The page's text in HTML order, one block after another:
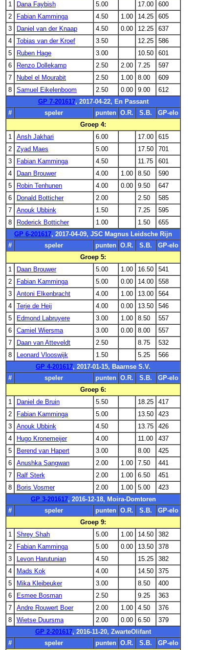
1
Dana Faybish 5.00 17.00
600
2
Fabian Kamminga 4.50 1.00 14.25
605
3
Daniel van der Knaap 4.50 0.00 12.25
637
4
Tobias van der Kroef 3.50 12.25
586
5
Ruben Hage 3.00 10.50
601
6
Renzo Dollekamp 2.50 2.00 7.25
597
7
Nubel el Mourabit 2.50 1.00 8.00
609
8
Samuel Eikelenboom 2.50 0.00 9.00
612
GP 7-201617, 2017-04-22, En Passant
#
speler punten O.R. S.B.
GP-elo
Groep 4:
1
Ansh Jakhari 6.00 17.00
615
2
Zyad Maes 5.00 17.50
701
3
Fabian Kamminga 4.50 11.75
601
4
Daan Brouwer 4.00 1.00 8.50
590
5
Robin Tenhunen 4.00 0.00 9.50
647
6
Donald Botticher 2.00 2.50
585
7
Anouk Ubbink 1.50 7.25
595
8
Roderick Botticher 1.00 1.50
655
GP 6-201617, 2017-04-09, JSC Magnus Leidsche Rijn
#
speler punten O.R. S.B.
GP-elo
Groep 5:
1
Daan Brouwer 5.00 1.00 16.50
541
2
Fabian Kamminga 5.00 0.00 14.00
558
3
Antoni Elkenbracht 4.00 1.00 13.00
564
4
Terje de Heij 4.00 0.00 13.50
546
5
Edmond Labruyere 3.00 1.00 8.50
557
6
Camiel Wiersma 3.00 0.00 8.00
557
7
Daan van Atteveldt 2.50 8.75
532
8
Leonard Vlooswijk 1.50 5.25
566
GP 4-201617, 2017-01-15, Baarnse S.V.
#
speler punten O.R. S.B.
GP-elo
Groep 6:
1
Daniel de Bruin 5.50 18.25
417
2
Fabian Kamminga 5.00 13.50
423
3
Anouk Ubbink 4.50 13.75
426
4
Hugo Kronemeijer 4.00 11.00
437
5
Berend van Hapert 3.00 8.00
425
6
Anushka Sangwan 2.00 1.00 7.50
441
7
Ralf Sterk 2.00 1.00 6.50
451
8
Boris Vosmer 2.00 1.00 5.00
423
GP 3-201617, 2016-12-18, Moira-Domtoren
#
speler punten O.R. S.B.
GP-elo
Groep 9:
1
Shrey Shah 5.00 1.00 14.50
382
2
Fabian Kamminga 5.00 0.00 13.50
378
3
Levon Harutunian 4.50 15.25
382
4
Mads Kok 4.00 14.50
375
5
Mika Kleibeuker 3.00 8.50
400
6
Esmee Bosman 2.50 9.25
363
7
Andre Rouwert Boer 2.00 1.00 4.50
376
8
Wietse Duursma 2.00 0.00 6.50
379
GP 2-201617, 2016-11-20, ZwarteOlifant
#
speler punten O.R. S.B. GP-elo